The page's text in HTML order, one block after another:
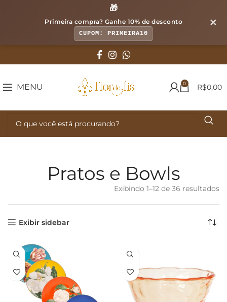
🎁
Primeira compra? Ganhe 10% de desconto
CUPOM: PRIMEIRA10
✕
MENU 0 R$0,00
Pratos e Bowls
Exibindo 1–12 de 36 resultados
Exibir sidebar